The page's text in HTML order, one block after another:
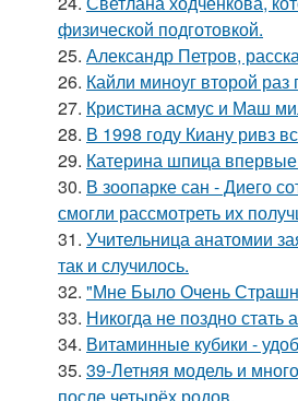
физической подготовкой.
25. Александр Петров,
26. Кайли миноуг второй раз
27. Кристина асмус и Маш
28. В 1998 году Киану ривз
29. Катерина шпица
30. В зоопарке сан - Диего
смогли рассмотреть их
31. Учительница анатомии
так и случилось.
32. "Мне Было Очень
33. Никогда не поздно стать
34. Витаминные кубики -
35. 39-Летняя модель и